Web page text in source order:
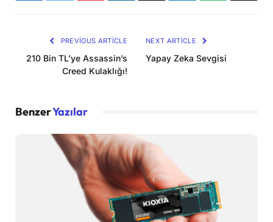
PREVIOUS ARTICLE
210 Bin TL’ye Assassin’s
Creed Kulaklığı!
NEXT ARTICLE
Yapay Zeka Sevgisi
BenzerYazılar